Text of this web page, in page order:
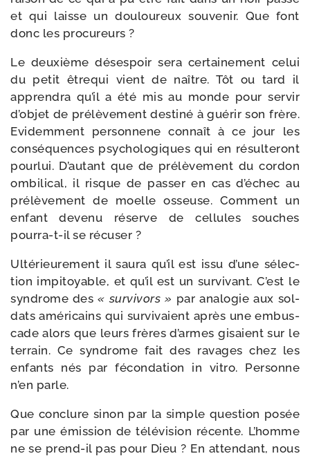
et qui laisse un dou­lou­reux sou­ve­nir. Que font
donc les procureurs ?
Le deuxième déses­poir sera cer­tai­ne­ment celui
du petit être­qui vient de naître. Tôt ou tard il
appren­dra qu’il a été mis au monde pour ser­vir
d’ob­jet de pré­lè­ve­ment des­ti­né à gué­rir son frère.
Evidemment per­son­nene connaît à ce jour les
consé­quences psy­cho­lo­giques qui en résul­te­ront
pour­lui. D’autant que de pré­lè­ve­ment du cor­don
ombi­li­cal, il risque de pas­ser en cas d’é­chec au
pré­lè­ve­ment de moelle osseuse. Comment un
enfant deve­nu réserve de cel­lules souches
pourra-​t-​il se récuser ?
Ultérieurement il sau­ra qu’il est issu d’une sélec­
tion impi­toyable, et qu’il est un sur­vi­vant. C’est le
syn­drome des« sur­vi­vors » par ana­lo­gie aux sol­
dats amé­ri­cains qui sur­vi­vaient après une embus­
cade alors que leurs frères d’armes gisaient sur le
ter­rain. Ce syn­drome fait des ravages chez les
enfants nés par fécon­da­tion in vitro. Personne
n’en parle.
Que conclure sinon par la simple ques­tion posée
par une émis­sion de télé­vi­sion récente. L’homme
ne se prend-​il pas pour Dieu ? En atten­dant, nous